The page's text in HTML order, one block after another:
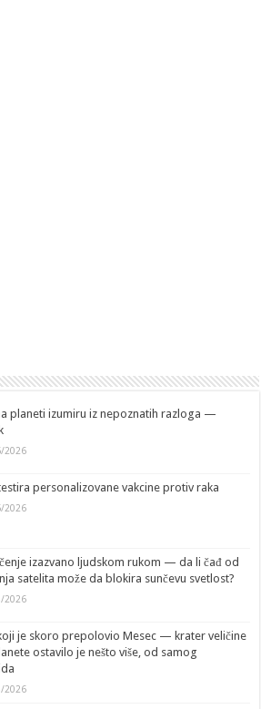
planeti izumiru iz nepoznatih razloga —
2026
personalizovane vakcine protiv raka
2026
izazvano ljudskom rukom — da li čađ od
satelita može da blokira sunčevu svetlost?
2026
je skoro prepolovio Mesec — krater veličine
ostavilo je nešto više, od samog
2026